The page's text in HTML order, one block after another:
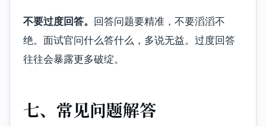
不要过度回答。
回答问题要精准，不要滔滔不
绝。面试官问什么答什么，多说无益。过度回答
往往会暴露更多破绽。
七、常见问题解答